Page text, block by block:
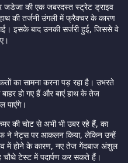
जडेजा की एक जबरदस्त स्ट्रेट ड्राइव
की तर्जनी उंगली में फ्रैक्चर के कारण
गई। इसके बाद उनकी सर्जरी हुई, जिससे वे
का सामना करना पड़ रहा है। उभरते
हो गए हैं और बाएं हाथ के तेज
पाएंगे।
की चोट से अभी भी उबर रहे हैं, का
ने नेट्स पर आकलन किया, लेकिन उन्हें
में होने के कारण, नए तेज गेंदबाज अंशुल
चौथे टेस्ट में पदार्पण कर सकते हैं।